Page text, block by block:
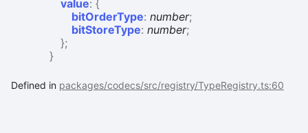
value: {
bitOrderType: number;
bitStoreType: number;
};
}
Defined in packages/codecs/src/registry/TypeRegistry.ts:60